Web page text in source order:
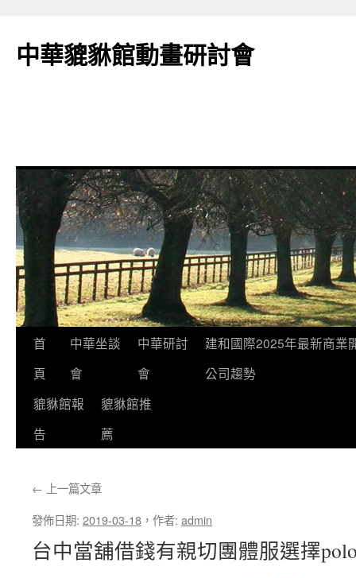
主
中華貔貅館動畫研討會
首
頁
中華坐談
會
中華研討
會
建和國際2025年最新商業
公司趨勢
貔貅館報
告
貔貅館推
薦
← 上一篇文章
發佈日期: 2019-03-18 ， 作者: admin
台中當舖借錢有親切團體服選擇